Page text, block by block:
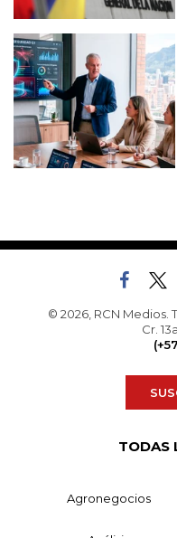
© 2026, RCN Medios.
Cr.
TODAS
Agronegocios